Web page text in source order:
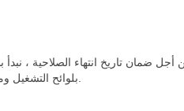
ضمان تاريخ انتهاء الصلاحية ،